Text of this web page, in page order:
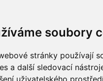
soubory
stránky používají
a další sledovací
uživatelského